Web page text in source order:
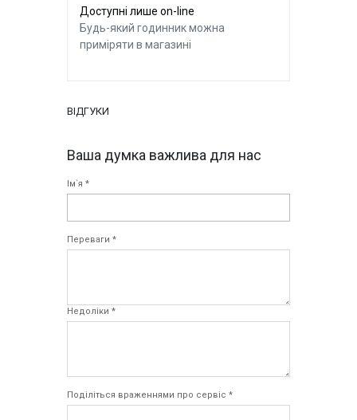
Доступні лише on-line
Будь-який годинник можна
приміряти в магазині
ВІДГУКИ
Ваша думка важлива для нас
Ім`я *
Переваги *
Недоліки *
Поділіться враженнями про сервіс *